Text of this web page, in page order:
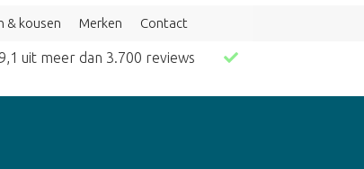
& kousen Merken Contact
uit meer dan 3.700 reviews